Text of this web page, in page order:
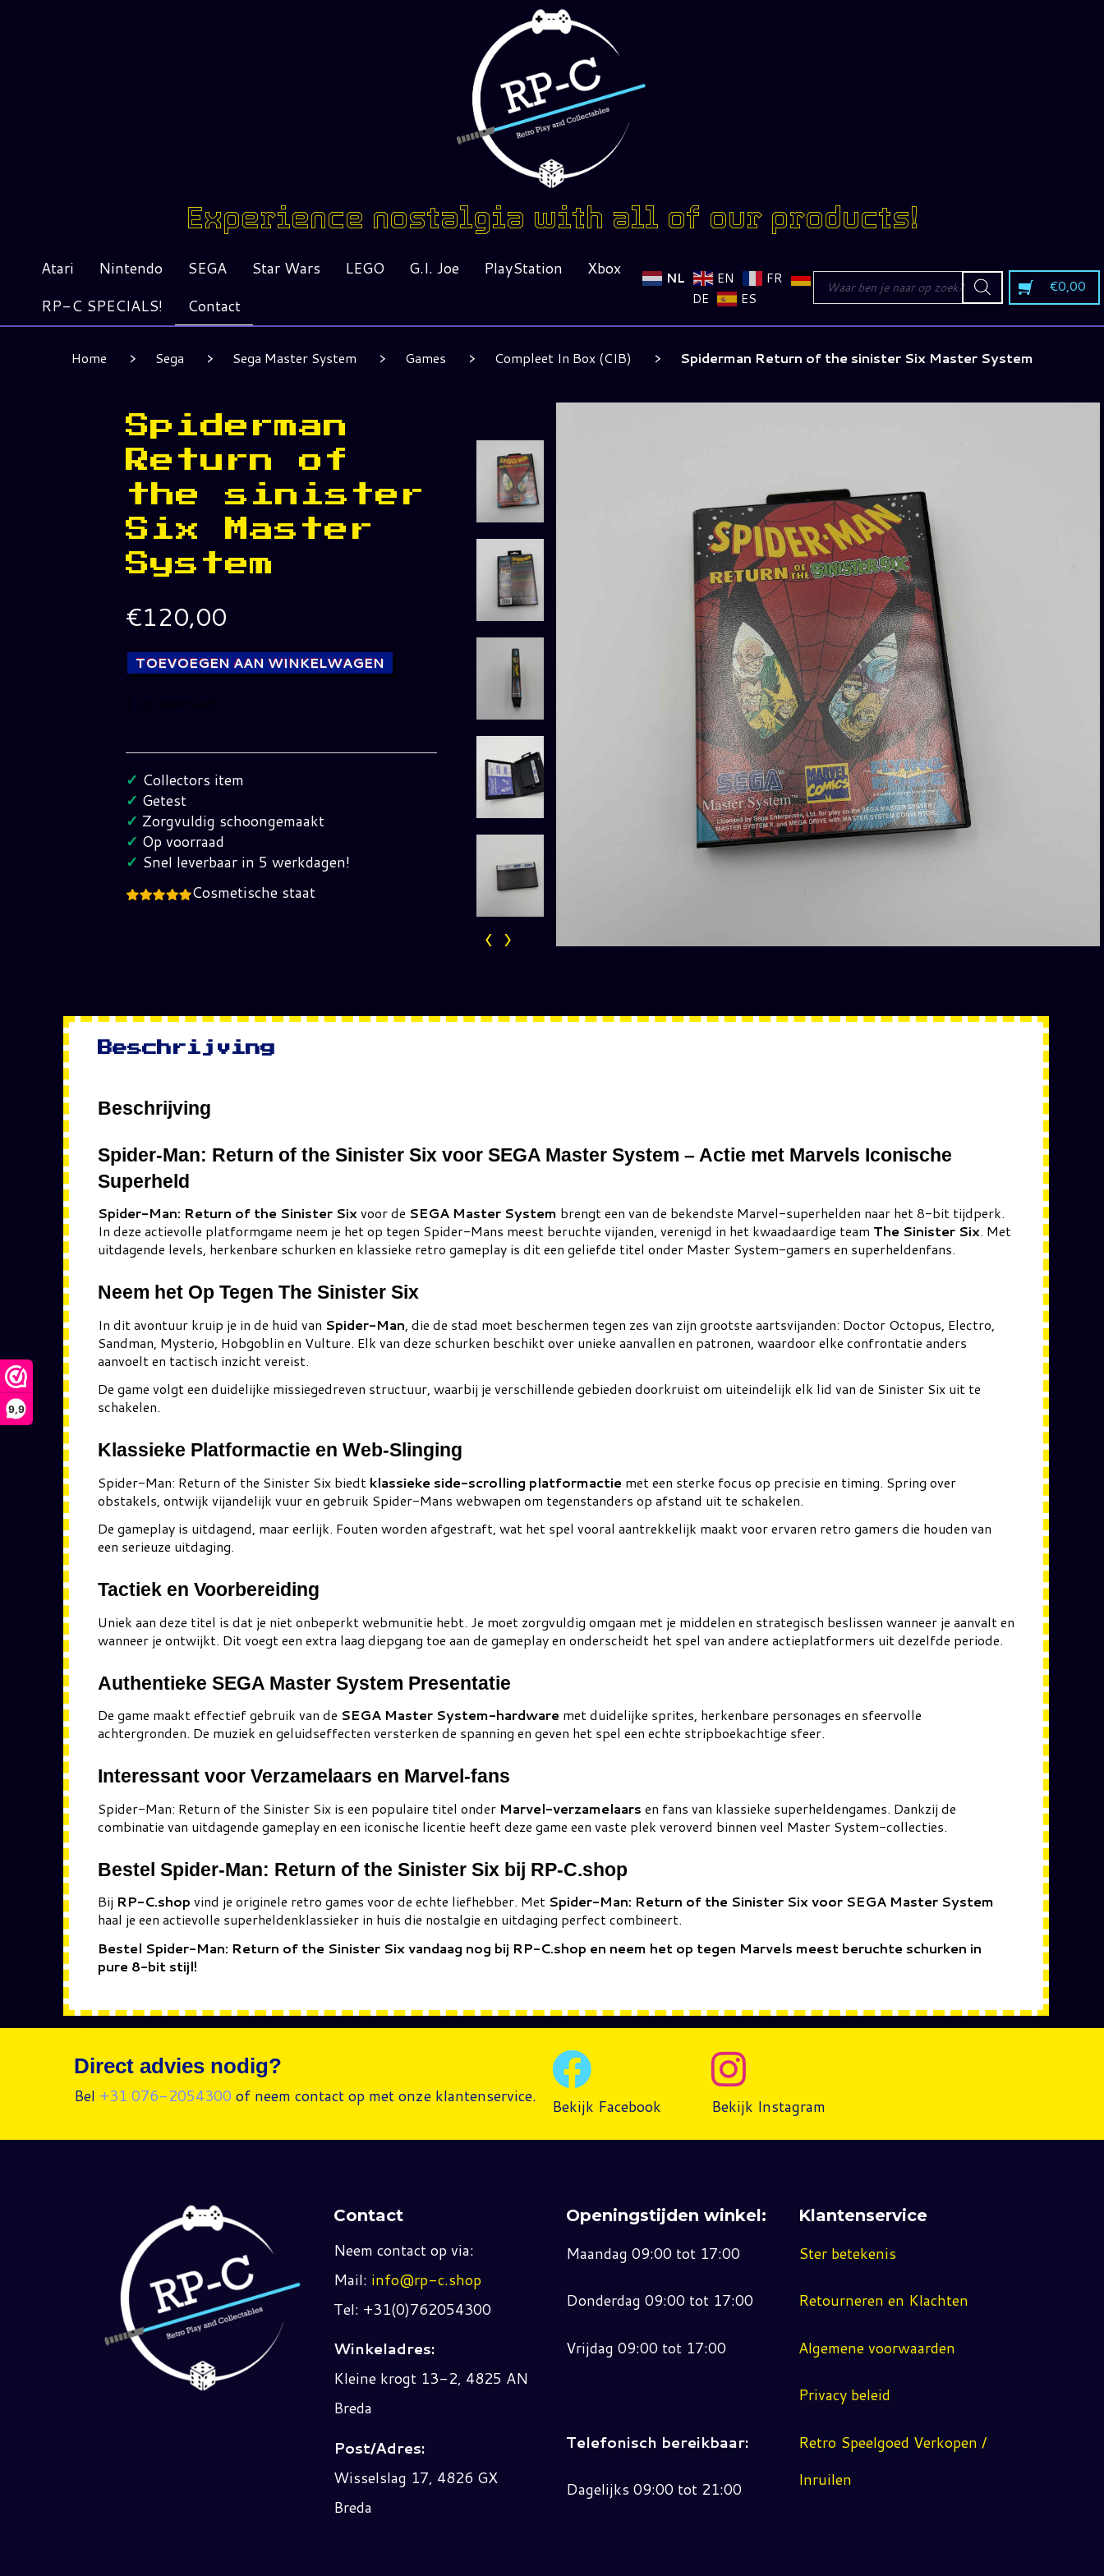
9,9
Experience nostalgia with all of our products!
Atari Nintendo SEGA Star Wars LEGO G.I. Joe PlayStation
Xbox
RP-C SPECIALS!
Contact
NL EN
FR
DE
ES
Producten
zoeken €0,00
Home Sega Sega Master System Games Compleet In Box (CIB) Spiderman Return of the sinister Six Master System
Spiderman
Return of
the sinister
Six Master
System
€120,00
TOEVOEGEN AAN WINKELWAGEN
1 op voorraad
Return
of
the
sinister
Six
Master
hoeveelheid
✓ Collectors item
✓ Getest
✓ Zorgvuldig schoongemaakt
✓ Op voorraad
✓ Snel leverbaar in 5 werkdagen!
Cosmetische staat
Beschrijving
Beschrijving
Spider-Man: Return of the Sinister Six voor SEGA Master System – Actie met Marvels Iconische
Superheld
Spider-Man: Return of the Sinister Sixvoor de SEGA Master System brengt een van de bekendste Marvel-superhelden naar het 8-bit tijdperk.
In deze actievolle platformgame neem je het op tegen Spider-Mans meest beruchte vijanden, verenigd in het kwaadaardige team The Sinister Six. Met
uitdagende levels, herkenbare schurken en klassieke retro gameplay is dit een geliefde titel onder Master System-gamers en superheldenfans.
Neem het Op Tegen The Sinister Six
In dit avontuur kruip je in de huid van Spider-Man , die de stad moet beschermen tegen zes van zijn grootste aartsvijanden: Doctor Octopus, Electro,
Sandman, Mysterio, Hobgoblin en Vulture. Elk van deze schurken beschikt over unieke aanvallen en patronen, waardoor elke confrontatie anders
aanvoelt en tactisch inzicht vereist.
De game volgt een duidelijke missiegedreven structuur, waarbij je verschillende gebieden doorkruist om uiteindelijk elk lid van de Sinister Six uit te
schakelen.
Klassieke Platformactie en Web-Slinging
Spider-Man: Return of the Sinister Six biedt klassieke side-scrolling platformactie met een sterke focus op precisie en timing. Spring over
obstakels, ontwijk vijandelijk vuur en gebruik Spider-Mans webwapen om tegenstanders op afstand uit te schakelen.
De gameplay is uitdagend, maar eerlijk. Fouten worden afgestraft, wat het spel vooral aantrekkelijk maakt voor ervaren retro gamers die houden van
een serieuze uitdaging.
Tactiek en Voorbereiding
Uniek aan deze titel is dat je niet onbeperkt webmunitie hebt. Je moet zorgvuldig omgaan met je middelen en strategisch beslissen wanneer je aanvalt en
wanneer je ontwijkt. Dit voegt een extra laag diepgang toe aan de gameplay en onderscheidt het spel van andere actieplatformers uit dezelfde periode.
Authentieke SEGA Master System Presentatie
De game maakt effectief gebruik van de SEGA Master System-hardware met duidelijke sprites, herkenbare personages en sfeervolle
achtergronden. De muziek en geluidseffecten versterken de spanning en geven het spel een echte stripboekachtige sfeer.
Interessant voor Verzamelaars en Marvel-fans
Spider-Man: Return of the Sinister Six is een populaire titel onder Marvel-verzamelaars en fans van klassieke superheldengames. Dankzij de
combinatie van uitdagende gameplay en een iconische licentie heeft deze game een vaste plek veroverd binnen veel Master System-collecties.
Bestel Spider-Man: Return of the Sinister Six bij RP-C.shop
Bij RP-C.shop vind je originele retro games voor de echte liefhebber. Met Spider-Man: Return of the Sinister Six voor SEGA Master System
haal je een actievolle superheldenklassieker in huis die nostalgie en uitdaging perfect combineert.
Bestel Spider-Man: Return of the Sinister Six vandaag nog bij RP-C.shop en neem het op tegen Marvels meest beruchte schurken in
pure 8-bit stijl!
Direct advies nodig?
Bel +31 076-2054300 of neem contact op met onze klantenservice. Bekijk Facebook Bekijk Instagram
Contact
Neem contact op via:
Mail: info@rp-c.shop
Tel: +31(0)762054300
Winkeladres:
Kleine krogt 13-2, 4825 AN
Breda
Post/Adres:
Wisselslag 17, 4826 GX
Breda
Openingstijden winkel:
Maandag 09:00 tot 17:00
Donderdag 09:00 tot 17:00
Vrijdag 09:00 tot 17:00
Telefonisch bereikbaar:
Dagelijks 09:00 tot 21:00
Klantenservice
Ster betekenis
Retourneren en Klachten
Algemene voorwaarden
Privacy beleid
Retro Speelgoed Verkopen /
Inruilen